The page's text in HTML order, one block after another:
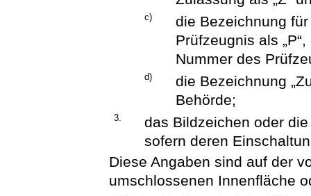
c)
die Bezeichnung
Prüfzeugnis als
Nummer des
d)
die Bezeichnung
Behörde;
3.
das Bildzeichen oder
sofern deren
Diese Angaben sind auf der
umschlossenen Innenfläche